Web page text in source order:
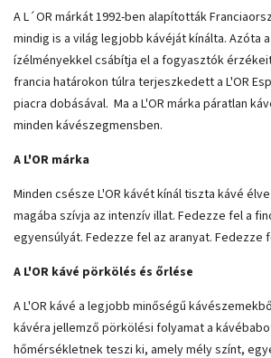
A L´OR márkát 1992-ben alapították
mindig is a világ legjobb kávéját kínálta. Azóta
ízélményekkel csábítja el a fogyasztók
francia határokon túlra terjeszkedett a L'OR
piacra dobásával. Ma a L'OR márka páratlan
minden kávészegmensben.
A L'OR márka
Minden csésze L'OR kávét kínál tiszta kávé
magába szívja az intenzív illat. Fedezze fel a
egyensúlyát. Fedezze fel az aranyat. Fedezze
A L'OR kávé pörkölés és őrlése
A L'OR kávé a legjobb minőségű
kávéra jellemző pörkölési folyamat a
hőmérsékletnek teszi ki, amely mély színt,